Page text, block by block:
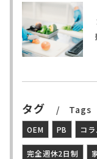
タグ Tags
OEM PB コラ
完全週休2日制